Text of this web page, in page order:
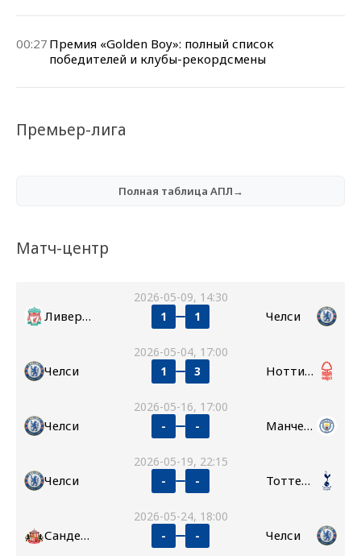
00:27 Премия «Golden Boy»: полный список
победителей и клубы-рекордсмены
Премьер-лига
Полная таблица АПЛ→
Матч-центр
2026-05-09, 14:30
Ливерпуль 1 1 Челси
2026-05-04, 17:00
Челси 1 3 Ноттингем Форест
2026-05-16, 17:00
Челси - - Манчестер Сити
2026-05-19, 22:15
Челси - - Тоттенхэм
2026-05-24, 18:00
Сандерленд - - Челси